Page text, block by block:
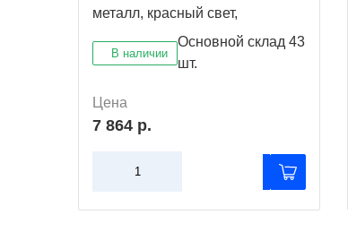
металл, красный свет,
рефлекторный с MSR
В наличии
Основной склад 43
шт.
Цена
7 864 р.